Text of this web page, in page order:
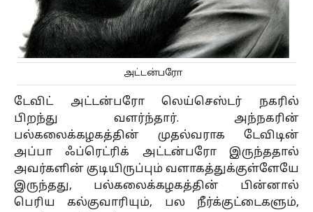
அட்டன்பரோ
டேவிட் அட்டன்பரோ லெய்செஸ்டர் நகரில்
பிறந்து வளர்ந்தார். அந்நகரின்
பல்கலைக்கழகத்தின் முதல்வராக டேவிடின்
அப்பா ஃப்ரெட்ரிக் அட்டன்பரோ இருந்ததால்
அவர்களின் குடியிருப்பும் வளாகத்துக்குள்ளேயே
இருந்தது, பல்கலைக்கழகத்தின் பின்னால்
பெரிய கல்குவாரியும், பல நீர்க்குட்டைகளும்,